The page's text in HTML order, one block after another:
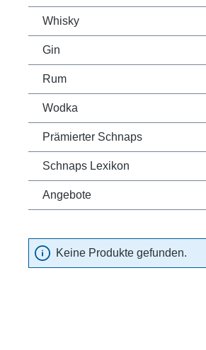
Whisky
Gin
Rum
Wodka
Prämierter Schnaps
Schnaps Lexikon
Angebote
Keine Produkte gefunden.